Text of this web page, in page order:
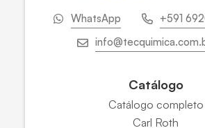
WhatsApp
+591
Catálogo
Catálogo completo
Carl Roth